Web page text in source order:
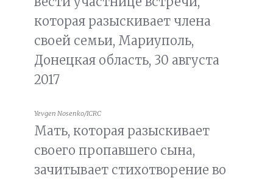
которая разыскивает члена
своей семьи, Мариуполь,
Донецкая область, 30 августа
2017
Yevgen Nosenko/ICRC
Мать, которая разыскивает
своего пропавшего сына,
зачитывает стихотворение во